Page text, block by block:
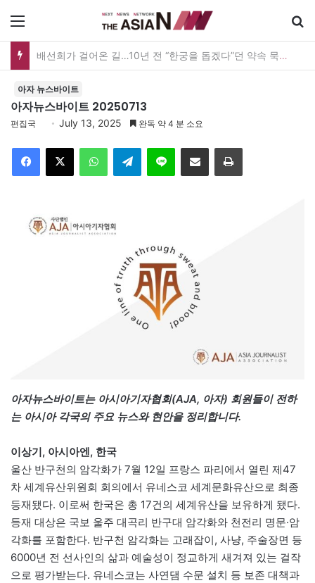
메뉴
“다름은 감출 것이 아니라 축하할 것”…미라클다문화어워드가 그리는 ‘공존’의 미래
아자 뉴스바이트
아자뉴스바이트 20250713
편집국 July 13, 2025 완독 약 4 분 소요
Facebook
X WhatsAppTelegramLine 이메일 인쇄
아자뉴스바이트는 아시아기자협회(AJA, 아자) 회원들이 전하
는 아시아 각국의 주요 뉴스와 현안을 정리합니다.
이상기, 아시아엔, 한국
울산 반구천의 암각화가 7월 12일 프랑스 파리에서 열린 제47
차 세계유산위원회 회의에서 유네스코 세계문화유산으로 최종
등재됐다. 이로써 한국은 총 17건의 세계유산을 보유하게 됐다.
등재 대상은 국보 울주 대곡리 반구대 암각화와 천전리 명문·암
각화를 포함한다. 반구천 암각화는 고래잡이, 사냥, 주술장면 등
6000년 전 선사인의 삶과 예술성이 정교하게 새겨져 있는 걸작
으로 평가받는다. 유네스코는 사연댐 수문 설치 등 보존 대책과